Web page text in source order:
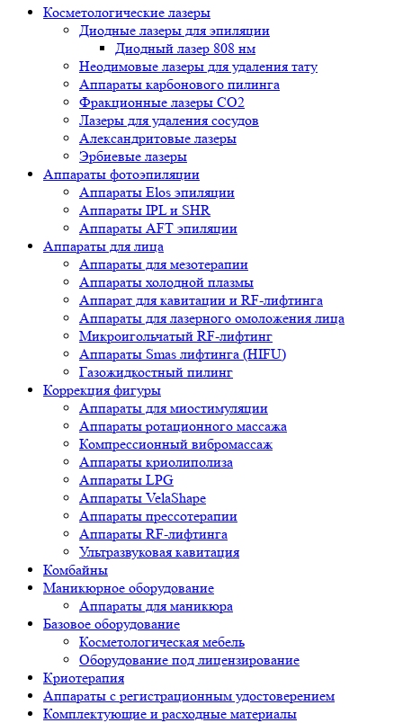
Косметологические лазеры
Диодные лазеры для эпиляции
Диодный лазер 808 нм
Неодимовые лазеры для удаления тату
Аппараты карбонового пилинга
Фракционные лазеры CO2
Лазеры для удаления сосудов
Александритовые лазеры
Эрбиевые лазеры
Аппараты фотоэпиляции
Аппараты Elos эпиляции
Аппараты IPL и SHR
Аппараты AFT эпиляции
Аппараты для лица
Аппараты для мезотерапии
Аппараты холодной плазмы
Аппарат для кавитации и RF-лифтинга
Аппараты для лазерного омоложения лица
Микроигольчатый RF-лифтинг
Аппараты Smas лифтинга (HIFU)
Газожидкостный пилинг
Коррекция фигуры
Аппараты для миостимуляции
Аппараты ротационного массажа
Компрессионный вибромассаж
Аппараты криолиполиза
Аппараты LPG
Аппараты VelaShape
Аппараты прессотерапии
Аппараты RF-лифтинга
Ультразвуковая кавитация
Комбайны
Маникюрное оборудование
Аппараты для маникюра
Базовое оборудование
Косметологическая мебель
Оборудование под лицензирование
Криотерапия
Аппараты c регистрационным удостоверением
Комплектующие и расходные материалы